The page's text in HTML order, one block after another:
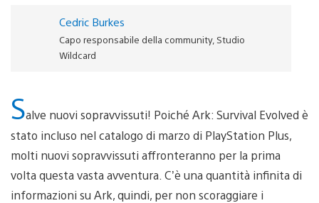
Cedric Burkes
Capo responsabile della community, Studio
Wildcard
Salve nuovi sopravvissuti! Poiché Ark: Survival Evolved è
stato incluso nel catalogo di marzo di PlayStation Plus,
molti nuovi sopravvissuti affronteranno per la prima
volta questa vasta avventura. C’è una quantità infinita di
informazioni su Ark, quindi, per non scoraggiare i